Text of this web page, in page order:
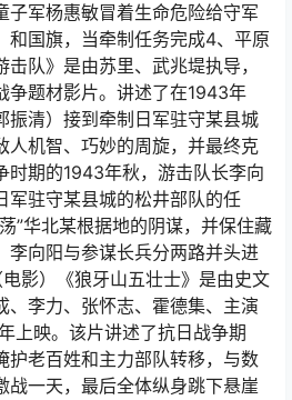
子军杨惠敏冒着生命危险给守军
和国旗，当牵制任务完成4、平原
队》是由苏里、武兆堤执导，
争题材影片。讲述了在1943年
振清）接到牵制日军驻守某县城
人机智、巧妙的周旋，并最终克
时期的1943年秋，游击队长李向
军驻守某县城的松井部队的任
”华北某根据地的阴谋，并保住藏
李向阳与参谋长兵分两路并头进
影）《狼牙山五壮士》是由史文
、李力、张怀志、霍德集、主演
上映。该片讲述了抗日战争期
护老百姓和主力部队转移，与数
战一天，最后全体纵身跳下悬崖